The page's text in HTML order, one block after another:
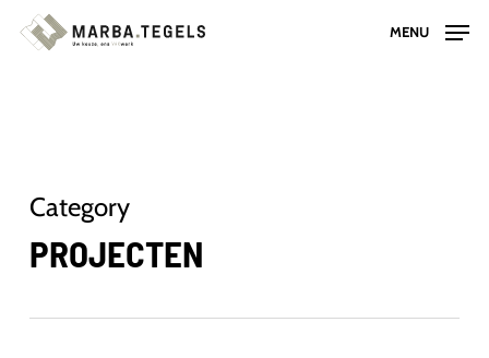
Skip
MENU
Category
PROJECTEN